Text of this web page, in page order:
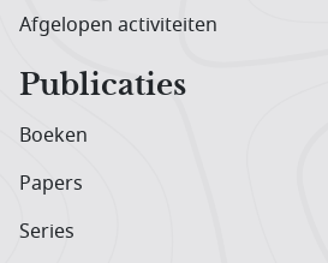
Afgelopen activiteiten
Publicaties
Boeken
Papers
Series